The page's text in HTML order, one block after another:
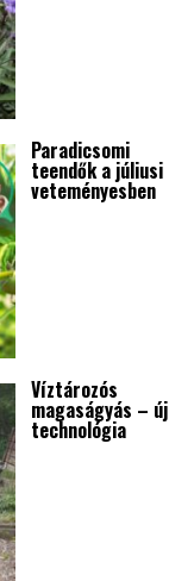
Paradicsomi
teendők a júliusi
veteményesben
Víztározós
magaságyás – új
technológia